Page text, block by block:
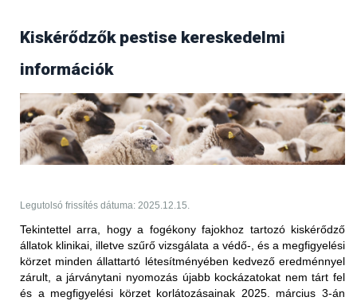
Kiskérődzők pestise kereskedelmi
információk
Legutolsó frissítés dátuma: 2025.12.15.
Tekintettel arra, hogy a fogékony fajokhoz tartozó kiskérődző
állatok klinikai, illetve szűrő vizsgálata a védő-, és a megfigyelési
körzet minden állattartó létesítményében kedvező eredménnyel
zárult, a járványtani nyomozás újabb kockázatokat nem tárt fel
és a megfigyelési körzet korlátozásainak 2025. március 3-án
Frissítés (2025.09.17.)
Az Egyesült Arab Emírségek állategészségügyi
hatóságától 2025. szeptember 17-én érkezett
tájékoztatás értelmében több bejelentésköteles
betegség kapcsán isfeloldottáka korábban elrendelt
kereskedelmi tiltást.
PPR - nem hőkezelt juh-, kecske- és
Korlátozott terület:
Magyarország teljes területe (2025.05.27-én érkezett
értesítés alapján)
Korlátozott állat/ termék: